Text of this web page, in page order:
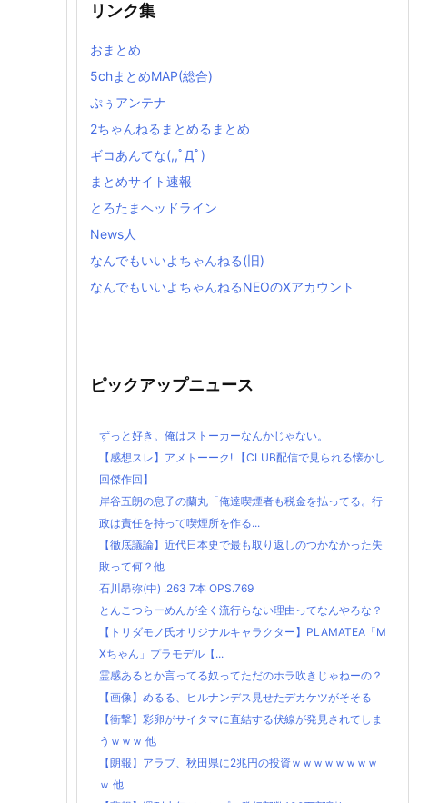
リンク集
おまとめ
5chまとめMAP(総合)
ぷぅアンテナ
2ちゃんねるまとめるまとめ
ギコあんてな(,,ﾟДﾟ)
まとめサイト速報
とろたまヘッドライン
News人
なんでもいいよちゃんねる(旧)
なんでもいいよちゃんねるNEOのXアカウント
ピックアップニュース
ずっと好き。俺はストーカーなんかじゃない。
【感想スレ】アメトーーク! 【CLUB配信で見られる懐かし
回傑作回】
岸谷五朗の息子の蘭丸「俺達喫煙者も税金を払ってる。行
政は責任を持って喫煙所を作る...
【徹底議論】近代日本史で最も取り返しのつかなかった失
敗って何？他
石川昂弥(中) .263 7本 OPS.769
とんこつらーめんが全く流行らない理由ってなんやろな？
【トリダモノ氏オリジナルキャラクター】PLAMATEA「M
Xちゃん」プラモデル【...
霊感あるとか言ってる奴ってただのホラ吹きじゃねーの？
【画像】めるる、ヒルナンデス見せたデカケツがそそる
【衝撃】彩卵がサイタマに直結する伏線が発見されてしま
うｗｗｗ 他
【朗報】アラブ、秋田県に2兆円の投資ｗｗｗｗｗｗｗｗ
ｗ 他